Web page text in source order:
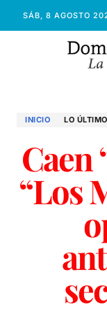
SÁB, 8 AGOSTO
INICIO LO ÚLTIMO
Caen
“Los